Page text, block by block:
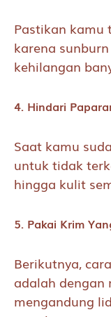
Pastikan kamu
karena
kehilangan
4. Hindari
Saat kamu
untuk tidak
hingga kulit
5. Pakai Krim
Berikutnya,
adalah dengan
mengandung